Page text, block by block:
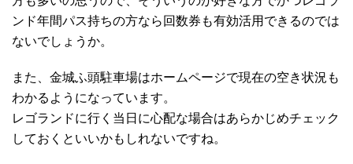
ンド年間パス持ちの方なら回数券も有効活用できるのでは
ないでしょうか。
また、金城ふ頭駐車場はホームページで現在の空き状況も
わかるようになっています。
レゴランドに行く当日に心配な場合はあらかじめチェック
しておくといいかもしれないですね。